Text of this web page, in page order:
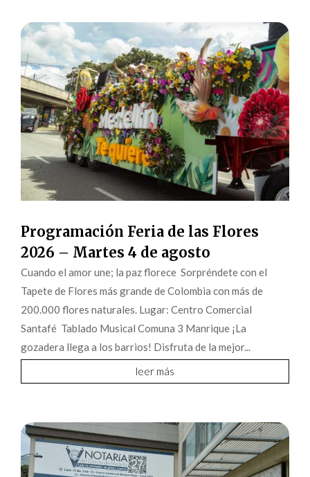
Programación Feria de las Flores
2026 – Martes 4 de agosto
Cuando el amor une; la paz florece Sorpréndete con el
Tapete de Flores más grande de Colombia con más de
200.000 flores naturales. Lugar: Centro Comercial
Santafé Tablado Musical Comuna 3 Manrique ¡La
gozadera llega a los barrios! Disfruta de la mejor...
leer más